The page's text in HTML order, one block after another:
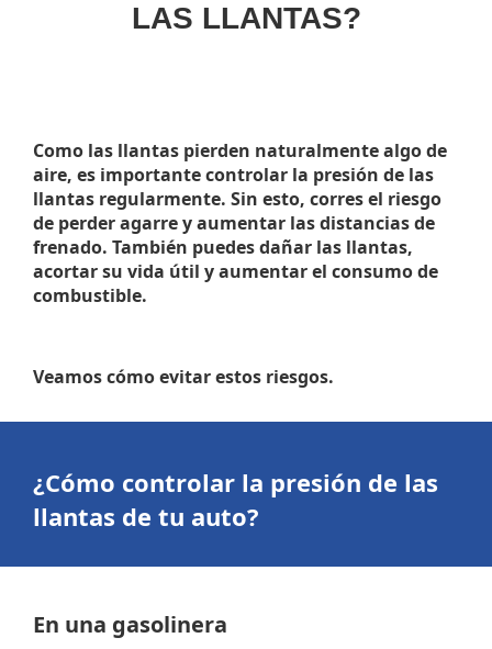
LAS LLANTAS?
Como las llantas pierden naturalmente algo de
aire, es importante controlar la presión de las
llantas regularmente. Sin esto, corres el riesgo
de perder agarre y aumentar las distancias de
frenado. También puedes dañar las llantas,
acortar su vida útil y aumentar el consumo de
combustible.
Veamos cómo evitar estos riesgos.
¿Cómo controlar la presión de las
llantas de tu auto?
En una gasolinera